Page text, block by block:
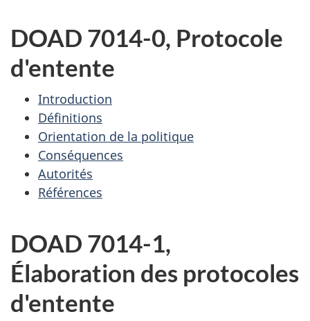
DOAD 7014-0, Protocole
d'entente
Introduction
Définitions
Orientation de la politique
Conséquences
Autorités
Références
DOAD 7014-1,
Élaboration des protocoles
d'entente